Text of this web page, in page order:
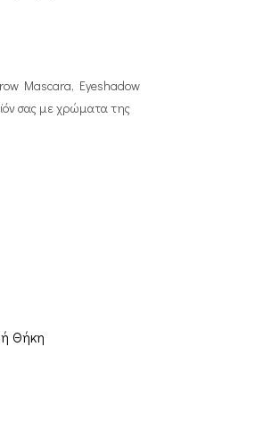
Mascara, Eyeshadow
σας με χρώματα της
Θήκη